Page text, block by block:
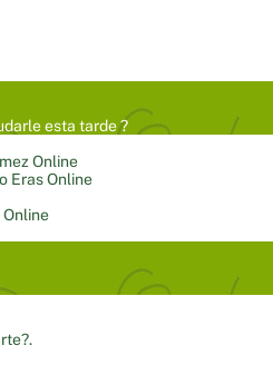
esta tarde ?
Online
ErasOnline
Online